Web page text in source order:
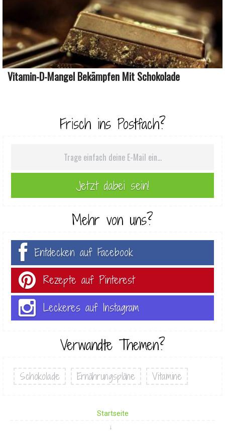
Vitamin-D-Mangel Bekämpfen Mit Schokolade
Frisch ins Postfach?
Mehr von uns?
Entdecken auf Facebook
Rezepte auf Pinterest
Leckeres auf Instagram
Verwandte Themen?
Schokolade Ernährungspläne Vitamine
Startseite